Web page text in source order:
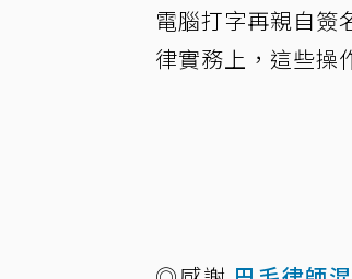
電腦打字再親自簽
律實務上，這些操